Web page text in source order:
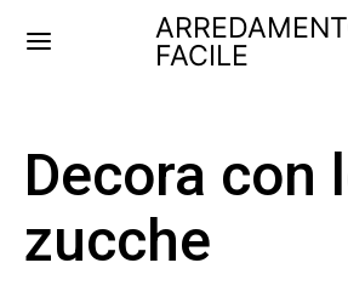
FACILE
Decora con
zucche